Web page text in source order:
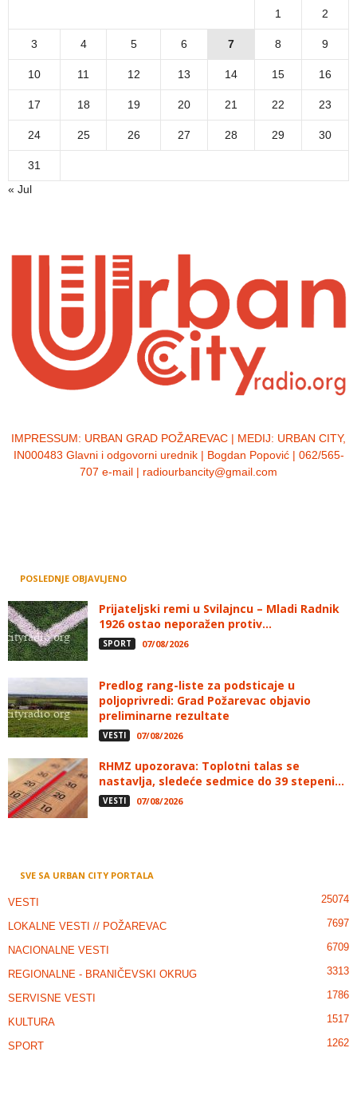
1 2
3 4 5 6 7 8 9
10 11 12 13 14 15 16
17 18 19 20 21 22 23
24 25 26 27 28 29 30
31
« Jul
IMPRESSUM: URBAN GRAD POŽAREVAC | MEDIJ: URBAN CITY,
IN000483 Glavni i odgovorni urednik | Bogdan Popović | 062/565-
707 e-mail | radiourbancity@gmail.com
POSLEDNJE OBJAVLJENO
Prijateljski remi u Svilajncu – Mladi Radnik
1926 ostao neporažen protiv...
SPORT 07/08/2026
Predlog rang-liste za podsticaje u
poljoprivredi: Grad Požarevac objavio
preliminarne rezultate
VESTI 07/08/2026
RHMZ upozorava: Toplotni talas se
nastavlja, sledeće sedmice do 39 stepeni...
VESTI 07/08/2026
SVE SA URBAN CITY PORTALA
VESTI 25074
LOKALNE VESTI // POŽAREVAC 7697
NACIONALNE VESTI 6709
REGIONALNE - BRANIČEVSKI OKRUG 3313
SERVISNE VESTI 1786
KULTURA 1517
SPORT 1262